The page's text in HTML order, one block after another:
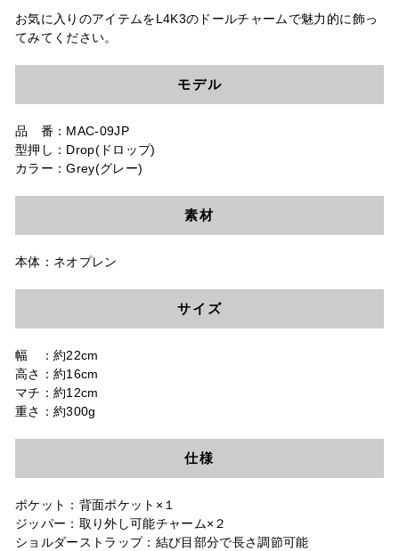
お気に入りのアイテムをL4K3のドールチャームで魅力的に飾っ
てみてください。
モデル
品 番：MAC-09JP
型押し：Drop(ドロップ)
カラー：Grey(グレー)
素材
本体：ネオプレン
サイズ
幅 ：約22cm
高さ：約16cm
マチ：約12cm
重さ：約300g
仕様
ポケット：背面ポケット×１
ジッパー：取り外し可能チャーム×２
ショルダーストラップ：結び目部分で長さ調節可能